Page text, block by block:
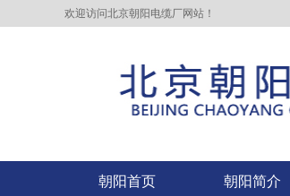
欢迎访问北京朝阳电缆厂网站！
朝阳首页 朝阳简介